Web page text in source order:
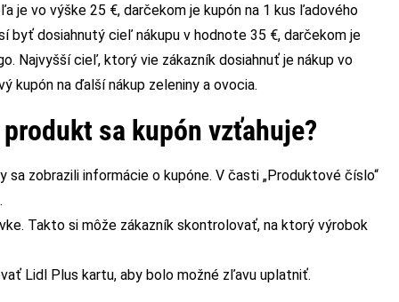
je vo výške 25 €, darčekom je kupón na 1 kus ľadového
byť dosiahnutý cieľ nákupu v hodnote 35 €, darčekom je
Najvyšší cieľ, ktorý vie zákazník dosiahnuť je nákup vo
kupón na ďalší nákup zeleniny a ovocia.
sa kupón vzťahuje?
sa zobrazili informácie o kupóne. V časti „Produktové číslo“
Takto si môže zákazník skontrolovať, na ktorý výrobok
Lidl Plus kartu, aby bolo možné zľavu uplatniť.